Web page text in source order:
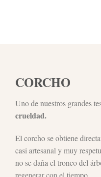
CORCHO
Uno de nuestros grandes
crueldad.
El corcho se obtiene
casi artesanal y muy
no se daña el tronco del
regenerar con el tiempo.